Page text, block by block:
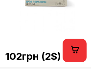
102грн (2$)